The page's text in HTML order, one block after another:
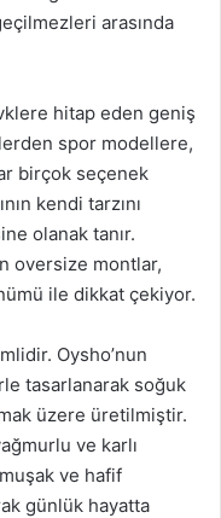
arasında
hitap eden geniş
spor modellere,
birçok seçenek
kendi tarzını
olanak tanır.
oversize montlar,
ile dikkat çekiyor.
Oysho’nun
tasarlanarak soğuk
üzere üretilmiştir.
ve karlı
ve hafif
günlük hayatta